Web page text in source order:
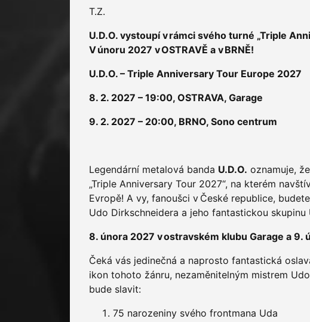
T.Z.
U.D.O. vystoupí v rámci svého turné „Triple
V únoru 2027 v OSTRAVĚ a v BRNĚ!
U.D.O. – Triple Anniversary Tour Europe 2027
8. 2. 2027 – 19:00, OSTRAVA, Garage
9. 2. 2027 – 20:00, BRNO, Sono centrum
Legendární metalová banda U.D.O. oznamuje,
„Triple Anniversary Tour 2027“, na kterém
Evropě! A vy, fanoušci v České republice,
Udo Dirkschneidera a jeho fantastickou skupinu
8. února 2027 v ostravském klubu Garage a 9.
Čeká vás jedinečná a naprosto fantastická
ikon tohoto žánru, nezaměnitelným mistrem
bude slavit:
75 narozeniny svého frontmana Uda